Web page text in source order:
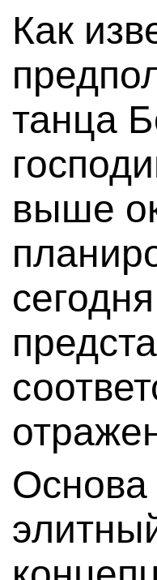
Как
танца
выше